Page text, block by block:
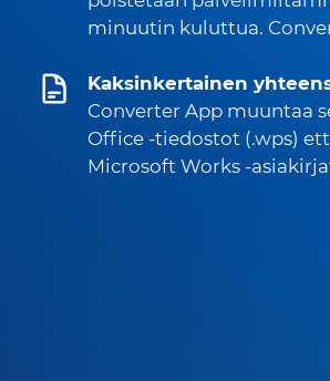
minuutin kuluttua.
Kaksinkertainen
Converter App muuntaa
Office -tiedostot (.wps)
Microsoft Works -